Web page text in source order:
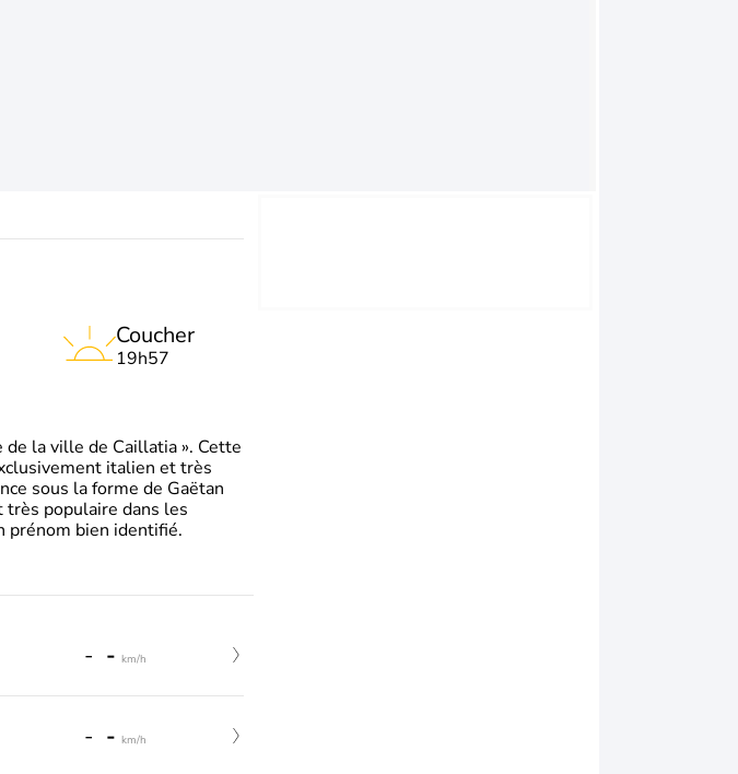
Coucher
19h57
la ville de Caillatia ». Cette
italien et très
sous la forme de Gaëtan
populaire dans les
prénom bien identifié.
- - km/h
- - km/h